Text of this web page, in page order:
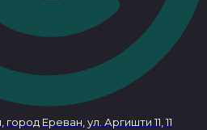
Ереван, ул. Аргишти 11, 11